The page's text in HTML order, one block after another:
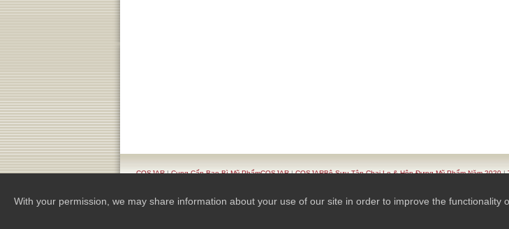
COSJAR|Cung Cấp Bao Bì Mỹ PhẩmCOSJAR|COSJARBộ Sưu Tập Chai Lọ & Hộp Đựng Mỹ Phẩm Năm 2020|
Copyright © 2026 Ready-Market Online Corporation All Rights
With your permission, we may share information about your use of our site in order to improve the functionality